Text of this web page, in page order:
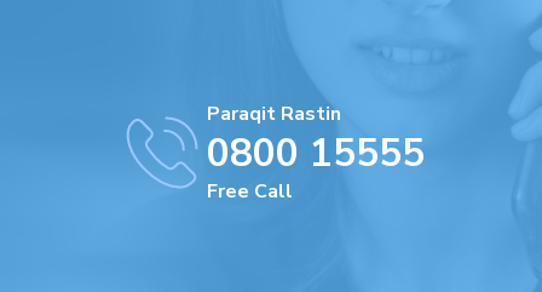
Paraqit Rastin
0800 15555
Free Call